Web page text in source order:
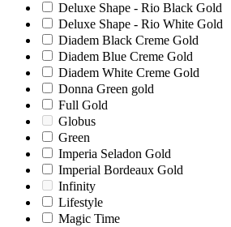
Deluxe Shape - Rio Black Gold
Deluxe Shape - Rio White Gold
Diadem Black Creme Gold
Diadem Blue Creme Gold
Diadem White Creme Gold
Donna Green gold
Full Gold
Globus
Green
Imperia Seladon Gold
Imperial Bordeaux Gold
Infinity
Lifestyle
Magic Time